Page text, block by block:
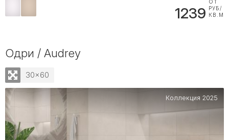
1239
ОТ
РУБ/
КВ.М
Одри / Audrey
30x60
Коллекция 2025